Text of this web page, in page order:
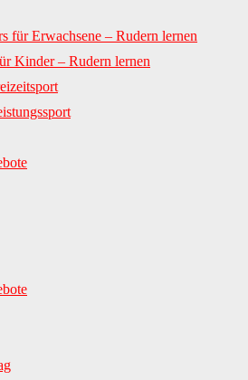
für Erwachsene – Rudern lernen
Kinder – Rudern lernen